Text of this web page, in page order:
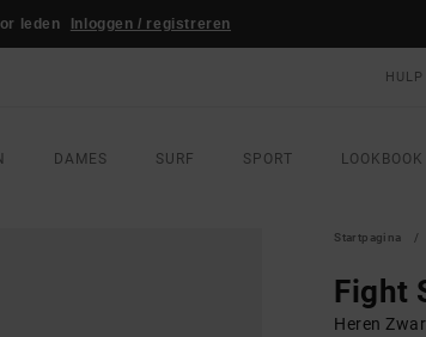
Win je RVCA-sportoutfit Nu meedoen
DAMES SURF SPORT LOOKBOOK
Startpagina
Fight
Heren